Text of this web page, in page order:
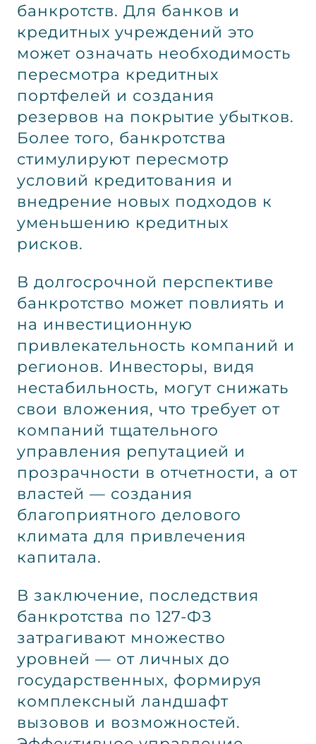
банкротств. Для банков и
кредитных учреждений это
может означать необходимость
пересмотра кредитных
портфелей и создания
резервов на покрытие убытков.
Более того, банкротства
стимулируют пересмотр
условий кредитования и
внедрение новых подходов к
уменьшению кредитных
рисков.
В долгосрочной перспективе
банкротство может повлиять и
на инвестиционную
привлекательность компаний и
регионов. Инвесторы, видя
нестабильность, могут снижать
свои вложения, что требует от
компаний тщательного
управления репутацией и
прозрачности в отчетности, а от
властей — создания
благоприятного делового
климата для привлечения
капитала.
В заключение, последствия
банкротства по 127-ФЗ
затрагивают множество
уровней — от личных до
государственных, формируя
комплексный ландшафт
вызовов и возможностей.